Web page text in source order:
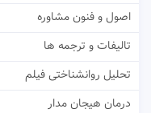
اصول و فنون مشاوره
تالیفات و ترجمه ها
تحلیل روانشناختی فیلم
درمان هیجان مدار